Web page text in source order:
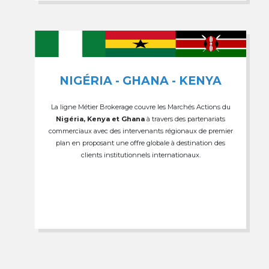
NIGÉRIA - GHANA - KENYA
La ligne Métier Brokerage couvre les Marchés Actions du
Nigéria, Kenya et Ghana à travers des partenariats
commerciaux avec des intervenants régionaux de premier
plan en proposant une offre globale à destination des
clients institutionnels internationaux.